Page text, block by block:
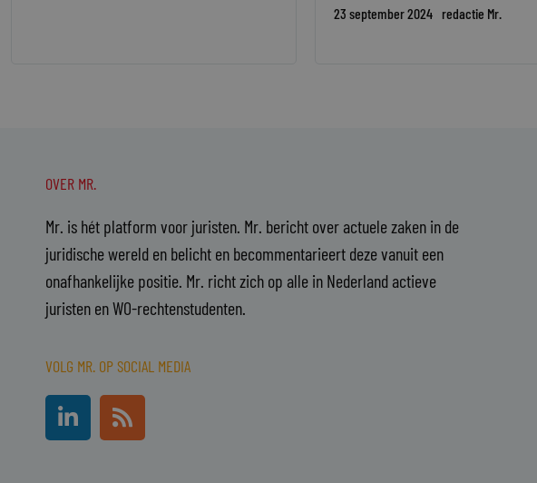
23 september 2024 redactie Mr.
OVER MR.
Mr. is hét platform voor juristen. Mr. bericht over actuele zaken in de
juridische wereld en belicht en becommentarieert deze vanuit een
onafhankelijke positie. Mr. richt zich op alle in Nederland actieve
juristen en WO-rechtenstudenten.
VOLG MR. OP SOCIAL MEDIA
L
i
n
R
s
s